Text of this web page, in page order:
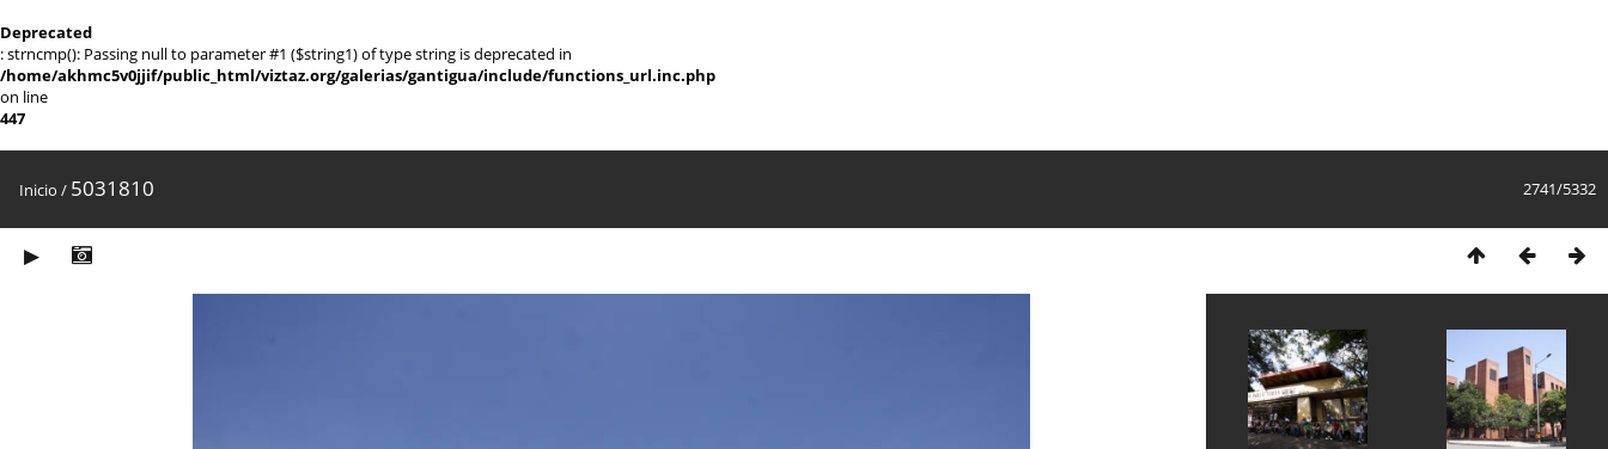
Deprecated
: strncmp(): Passing null to parameter #1 ($string1) of type string is deprecated in
/home/akhmc5v0jjif/public_html/viztaz.org/galerias/gantigua/include/functions_url.inc.php
on line
447
2741/5332
Inicio / 5031810